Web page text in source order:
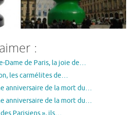
:
Dame de Paris, la joie de…
les carmélites de…
anniversaire de la mort du…
anniversaire de la mort du…